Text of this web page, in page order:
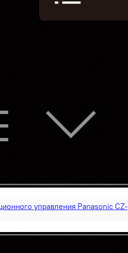
управления Panasonic CZ-